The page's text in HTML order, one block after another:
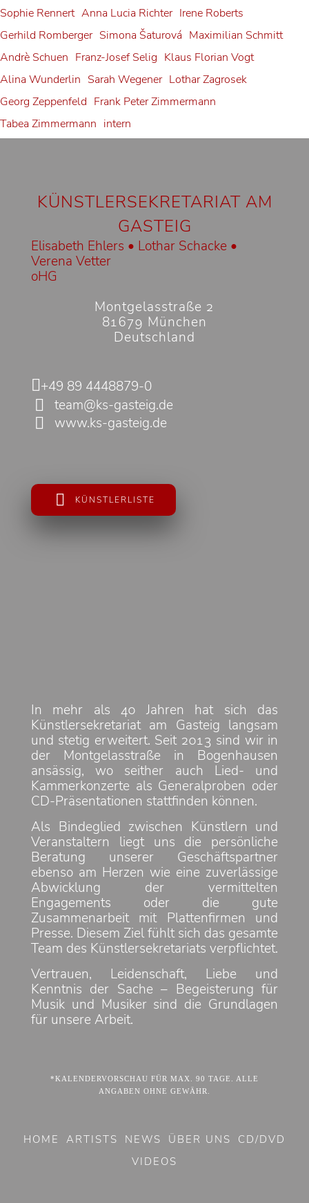
Sophie Rennert Anna Lucia Richter Irene Roberts
Gerhild Romberger Simona Šaturová Maximilian Schmitt
Andrè Schuen Franz-Josef Selig Klaus Florian Vogt
Alina Wunderlin Sarah Wegener Lothar Zagrosek
Georg Zeppenfeld Frank Peter Zimmermann
Tabea Zimmermann intern
KÜNSTLERSEKRETARIAT AM
GASTEIG
Elisabeth Ehlers • Lothar Schacke •
Verena Vetter
oHG
Montgelasstraße 2
81679 München
Deutschland
+49 89 4448879-0
team@ks-gasteig.de
www.ks-gasteig.de
KÜNSTLERLISTE
In mehr als 40 Jahren hat sich das
Künstlersekretariat am Gasteig langsam
und stetig erweitert. Seit 2013 sind wir in
der Montgelasstraße in Bogenhausen
ansässig, wo seither auch Lied- und
Kammerkonzerte als Generalproben oder
CD-Präsentationen stattfinden können.
Als Bindeglied zwischen Künstlern und
Veranstaltern liegt uns die persönliche
Beratung unserer Geschäftspartner
ebenso am Herzen wie eine zuverlässige
Abwicklung der vermittelten
Engagements oder die gute
Zusammenarbeit mit Plattenfirmen und
Presse. Diesem Ziel fühlt sich das gesamte
Team des Künstlersekretariats verpflichtet.
Vertrauen, Leidenschaft, Liebe und
Kenntnis der Sache – Begeisterung für
Musik und Musiker sind die Grundlagen
für unsere Arbeit.
*KALENDERVORSCHAU FÜR MAX. 90 TAGE. ALLE
ANGABEN OHNE GEWÄHR.
HOME ARTISTS NEWS ÜBER UNS
CD/DVD
VIDEOS